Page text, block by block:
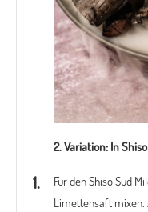
2. Variation: In
Für den Shiso Sud
Limettensaft mixen.